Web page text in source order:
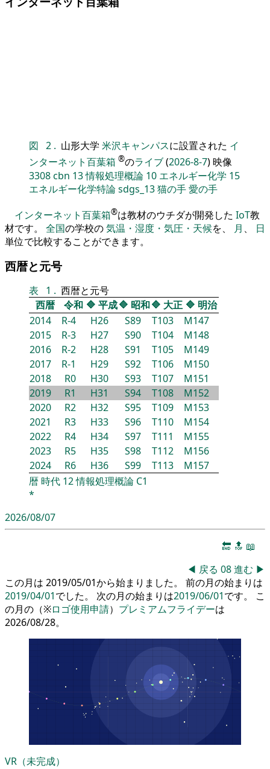
図 2 . 山形大学 米沢キャンパスに設置された イ
ンターネット百葉箱 ®のライブ(2026-8-7) 映像
3308cbn 13情報処理概論 10 エネルギー化学 15
エネルギー化学特論sdgs_13猫の手愛の手
インターネット百葉箱®は教材のウチダが開発した IoT教
材です。 全国の学校の気温・湿度・気圧・天候を、 月 、 日
単位で比較することができます。
西暦と元号
表 1 . 西暦と元号
西暦
令和 🔷 平成🔷 昭和🔷 大正 🔷 明治
2014
R-4 H26 S89 T103
M147
2015
R-3 H27 S90 T104
M148
2016
R-2 H28 S91 T105
M149
2017
R-1 H29 S92 T106
M150
2018
R0 H30 S93 T107
M151
2019
R1 H31 S94 T108
M152
2020
R2 H32 S95 T109
M153
2021
R3 H33 S96 T110
M154
2022
R4 H34 S97 T111
M155
2023
R5 H35 S98 T112
M156
2024
R6 H36 S99 T113
M157
暦 時代 12情報処理概論 C1
*
2026/08/07
🔚 🔝 📖
◀ 戻る 08進む ▶
この月は 2019/05/01から始まりました。 前の月の始まりは
2019/04/01でした。 次の月の始まりは2019/06/01です。 こ
の月の（※ロゴ使用申請） プレミアムフライデーは
2026/08/28。
VR（未完成）